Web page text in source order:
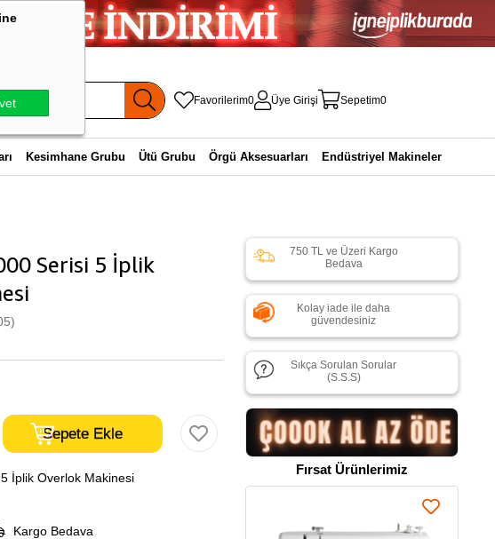
Favorilerim0 Üye Girişi Sepetim0
Kesimhane Grubu Ütü Grubu Örgü Aksesuarları Endüstriyel Makineler
Serisi 5 İplik
İplik Overlok Makinesi
Kargo Bedava
750 TL ve Üzeri Kargo
Bedava
Kolay iade ile daha
güvendesiniz
Sıkça Sorulan Sorular
(S.S.S)
Fırsat Ürünlerimiz